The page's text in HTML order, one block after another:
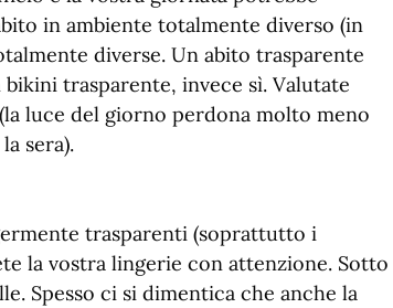
in ambiente totalmente diverso (in
diverse. Un abito trasparente
trasparente, invece sì. Valutate
luce del giorno perdona molto meno
sera).
trasparenti (soprattutto i
la vostra lingerie con attenzione. Sotto
Spesso ci si dimentica che anche la